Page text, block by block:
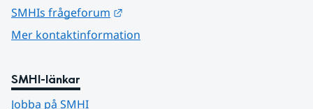
SMHIs frågeforum
Mer kontaktinformation
SMHI-länkar
Jobba på SMHI